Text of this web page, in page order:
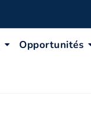
Opportunités